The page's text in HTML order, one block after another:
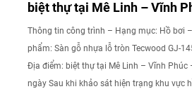
biệt thự tại Mê Linh – Vĩnh
Thông tin công trình – Hạng mục: Hồ bơi
phẩm: Sàn gỗ nhựa lỗ tròn Tecwood GJ-
Địa điểm: biệt thự tại Mê Linh – Vĩnh Phúc
ngày Sau khi khảo sát hiện trạng khu vực